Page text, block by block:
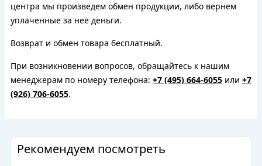
центра мы произведем обмен продукции, либо вернем
уплаченные за нее деньги.
Возврат и обмен товара бесплатный.
При возникновении вопросов, обращайтесь к нашим
менеджерам по номеру телефона: +7 (495) 664-6055 или +7
(926) 706-6055.
Рекомендуем посмотреть